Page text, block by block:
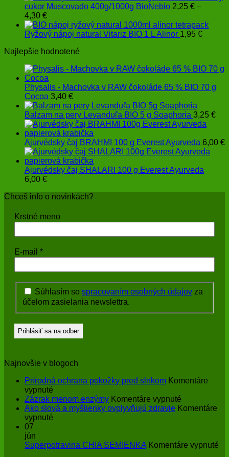
cukor Muscovado 400g/1000g BioNebio 2,25 € –
4,30 €Price
range:
2,25 €
4,30 €
Ryžový nápoj natural Vitariz BIO 1 L Alinor 1,95 €
Najlepšie hodnotené
Physalis - Machovka v RAW čokoláde 65 % BIO 70 g
Cocoa 3,40 €
Balzam na pery Levanduľa BIO 5 g Soaphoria 3,25 €
Ajurvédsky čaj BRAHMI 100 g Everest Ayurveda 6,00 €
Ajurvédsky čaj SHALARI 100 g Everest Ayurveda
6,00 €
Chceš info o novinkách?
Krstné meno
E-mail *
Súhlasím so spracovaním osobných údajov za
účelom zasielania newslettra.
Najnovšie v blogoch
Prírodná ochrana pokožky pred slnkom Komentáre
vypnuté
Prírodná
ochrana
Zázrak menom enzýmy Komentáre vypnuté
Zázrak
Ako slová a myšlienky ovplyvňujú zdravie Komentáre
vypnuté
a
07
jún
Superpotravina CHIA SEMIENKA Komentáre vypnuté